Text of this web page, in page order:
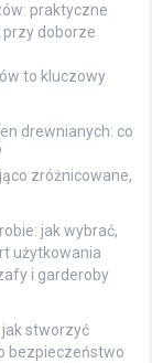
praktyczne
przy doborze
to kluczowy
drewnianych: co
zróżnicowane,
jak wybrać,
użytkowania
i garderoby
jak stworzyć
bezpieczeństwo